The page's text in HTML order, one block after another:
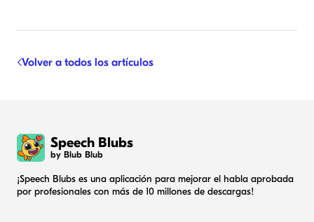
Volver a todos los artículos
Speech Blubs
by Blub Blub
¡Speech Blubs es una aplicación para mejorar el habla aprobada
por profesionales con más de 10 millones de descargas!